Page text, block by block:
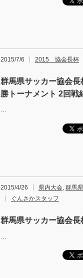
2015/7/6 2015 協会長杯
群馬県サッカー協会
勝トーナメント 2回戦
…
2015/4/26 県内大会, 群馬
ぐんさかスタッフ
群馬県サッカー協会
…